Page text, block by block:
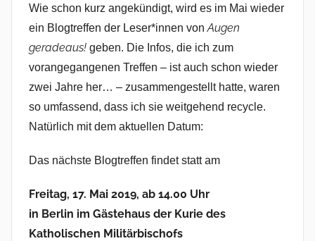
Wie schon kurz angekündigt, wird es im Mai wieder
ein Blogtreffen der Leser*innen vonAugen
geradeaus! geben. Die Infos, die ich zum
vorangegangenen Treffen – ist auch schon wieder
zwei Jahre her… – zusammengestellt hatte, waren
so umfassend, dass ich sie weitgehend recycle.
Natürlich mit dem aktuellen Datum:
Das nächste Blogtreffen findet statt am
Freitag, 17. Mai 2019, ab 14.00 Uhr
in Berlin im Gästehaus der Kurie des
Katholischen Militärbischofs